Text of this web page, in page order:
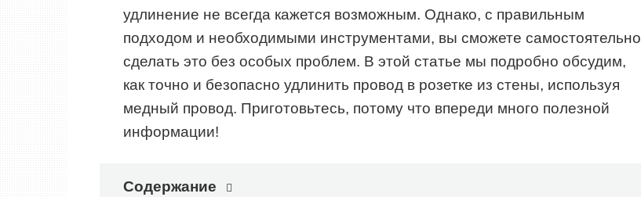
удлинение не всегда кажется возможным. Однако, с правильным
подходом и необходимыми инструментами, вы сможете самостоятельно
сделать это без особых проблем. В этой статье мы подробно обсудим,
как точно и безопасно удлинить провод в розетке из стены, используя
медный провод. Приготовьтесь, потому что впереди много полезной
информации!
Содержание